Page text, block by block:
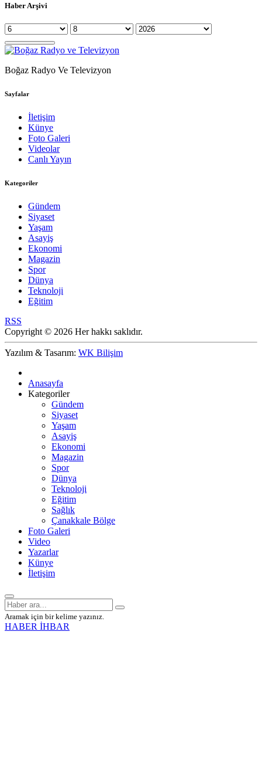
Haber Arşivi
Boğaz Radyo Ve Televizyon
Sayfalar
İletişim
Künye
Foto Galeri
Videolar
Canlı Yayın
Kategoriler
Gündem
Siyaset
Yaşam
Asayiş
Ekonomi
Magazin
Spor
Dünya
Teknoloji
Eğitim
RSS
Copyright © 2026 Her hakkı saklıdır.
Yazılım & Tasarım: WK Bilişim
Anasayfa
Kategoriler
Gündem
Siyaset
Yaşam
Asayiş
Ekonomi
Magazin
Spor
Dünya
Teknoloji
Eğitim
Sağlık
Çanakkale Bölge
Foto Galeri
Video
Yazarlar
Künye
İletişim
Aramak için bir kelime yazınız.
HABER İHBAR